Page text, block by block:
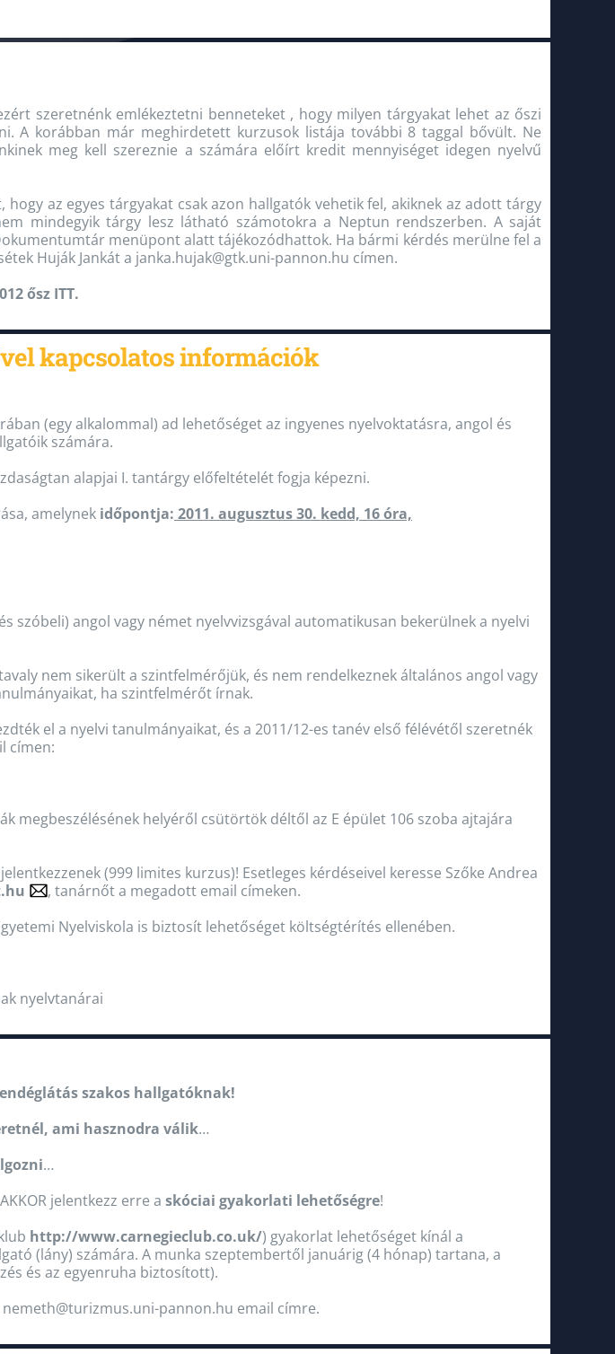
szeretnénk emlékeztetni benneteket , hogy milyen tárgyakat lehet az őszi
A korábban már meghirdetett kurzusok listája további 8 taggal bővült. Ne
meg kell szereznie a számára előírt kredit mennyiséget idegen nyelvű
hogy az egyes tárgyakat csak azon hallgatók vehetik fel, akiknek az adott tárgy
mindegyik tárgy lesz látható számotokra a Neptun rendszerben. A saját
menüpont alatt tájékozódhattok. Ha bármi kérdés merülne fel a
Huják Jankát a janka.hujak@gtk.uni-pannon.hu címen.
ősz ITT.
kapcsolatos információk
(egy alkalommal) ad lehetőséget az ingyenes nyelvoktatásra, angol és
számára.
alapjai I. tantárgy előfeltételét fogja képezni.
amelynek időpontja: 2011. augusztus 30. kedd, 16 óra,
szóbeli) angol vagy német nyelvvizsgával automatikusan bekerülnek a nyelvi
nem sikerült a szintfelmérőjük, és nem rendelkeznek általános angol vagy
ha szintfelmérőt írnak.
el a nyelvi tanulmányaikat, és a 2011/12-es tanév első félévétől szeretnék
címen:
megbeszélésének helyéről csütörtök déltől az E épület 106 szoba ajtajára
(999 limites kurzus)! Esetleges kérdéseivel keresse Szőke Andrea
, tanárnőt a megadott email címeken.
Nyelviskola is biztosít lehetőséget költségtérítés ellenében.
nyelvtanárai
szakos hallgatóknak!
ami hasznodra válik…
…
jelentkezz erre a skóciai gyakorlati lehetőségre!
http://www.carnegieclub.co.uk/) gyakorlat lehetőséget kínál a
(lány) számára. A munka szeptembertől januárig (4 hónap) tartana, a
és az egyenruha biztosított).
pannon.hu email címre.